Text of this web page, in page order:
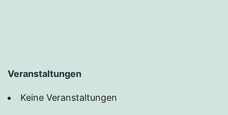
Veranstaltungen
Keine Veranstaltungen